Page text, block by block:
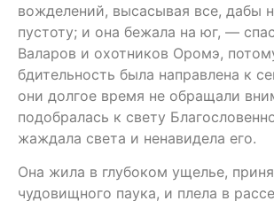
вожделений, высасывая все, дабы
пустоту; и она бежала на юг, —
Валаров и охотников Оромэ,
бдительность была направлена к
они долгое время не обращали
подобралась к свету
жаждала света и ненавидела его.
Она жила в глубоком ущелье,
чудовищного паука, и плела в